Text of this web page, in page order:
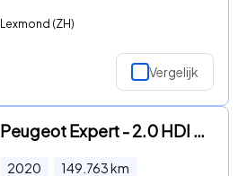
Lexmond (ZH)
Vergelijk
Peugeot Expert - 2.0 HDI 150Pk L3 Airco Navi Camera Werkplaats inrichting
2020 149.763km